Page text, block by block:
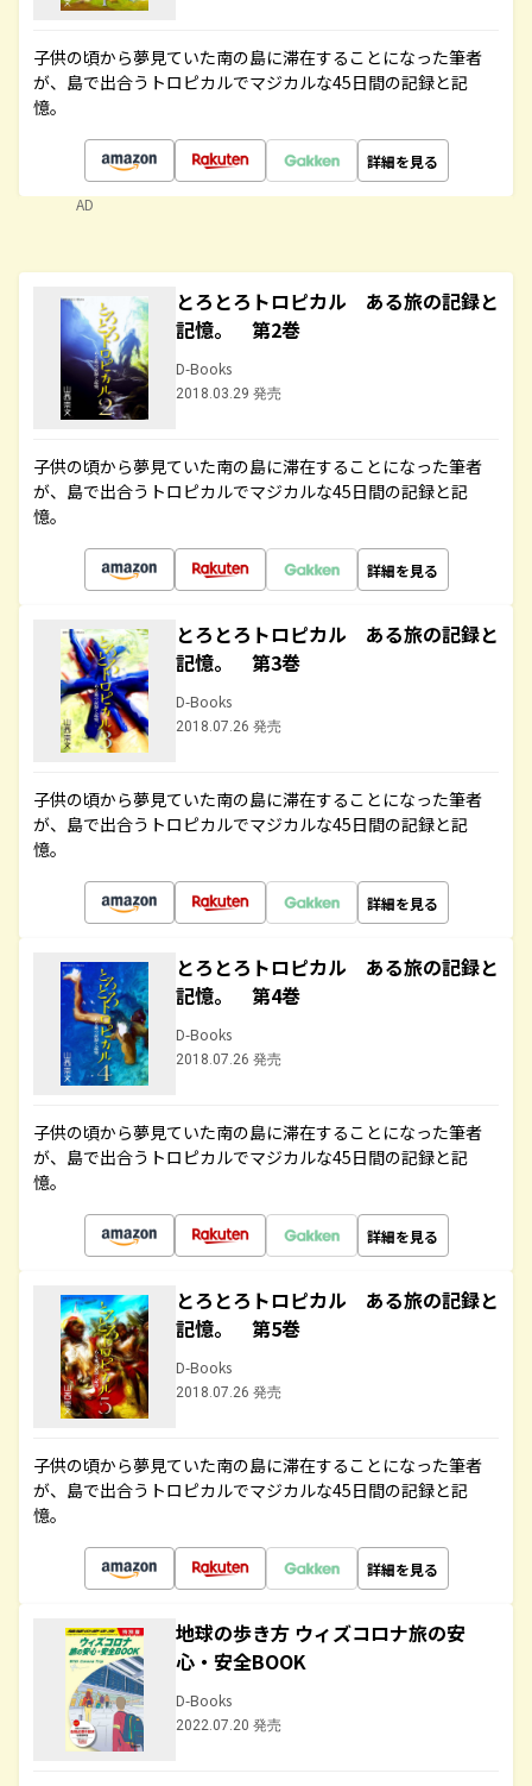
子供の頃から夢見ていた南の島に滞在することになった筆者
が、島で出合うトロピカルでマジカルな45日間の記録と記
憶。
詳細を見る
AD
とろとろトロピカル ある旅の記録と
記憶。 第2巻
D-Books
2018.03.29 発売
子供の頃から夢見ていた南の島に滞在することになった筆者
が、島で出合うトロピカルでマジカルな45日間の記録と記
憶。
詳細を見る
とろとろトロピカル ある旅の記録と
記憶。 第3巻
D-Books
2018.07.26 発売
子供の頃から夢見ていた南の島に滞在することになった筆者
が、島で出合うトロピカルでマジカルな45日間の記録と記
憶。
詳細を見る
とろとろトロピカル ある旅の記録と
記憶。 第4巻
D-Books
2018.07.26 発売
子供の頃から夢見ていた南の島に滞在することになった筆者
が、島で出合うトロピカルでマジカルな45日間の記録と記
憶。
詳細を見る
とろとろトロピカル ある旅の記録と
記憶。 第5巻
D-Books
2018.07.26 発売
子供の頃から夢見ていた南の島に滞在することになった筆者
が、島で出合うトロピカルでマジカルな45日間の記録と記
憶。
詳細を見る
地球の歩き方 ウィズコロナ旅の安
心・安全BOOK
D-Books
2022.07.20 発売